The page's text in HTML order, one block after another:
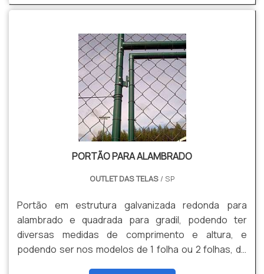
PORTÃO PARA ALAMBRADO
OUTLET DAS TELAS/ SP
Portão em estrutura galvanizada redonda para
alambrado e quadrada para gradil, podendo ter
diversas medidas de comprimento e altura, e
podendo ser nos modelos de 1 folha ou 2 folhas, de